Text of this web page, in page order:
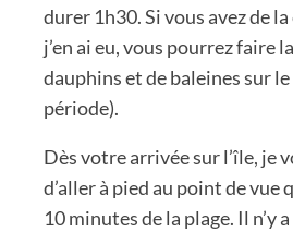
durer 1h30. Si vous avez de
j’en ai eu, vous pourrez faire
dauphins et de baleines sur
période).
Dès votre arrivée sur l’île, je
d’aller à pied au point de vue
10 minutes de la plage. Il n’y